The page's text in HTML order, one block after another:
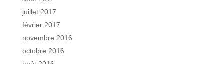
juillet 2017
février 2017
novembre 2016
octobre 2016